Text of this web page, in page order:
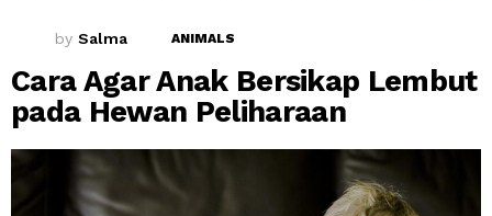
by Salma ANIMALS
Cara Agar Anak Bersikap Lembut
pada Hewan Peliharaan